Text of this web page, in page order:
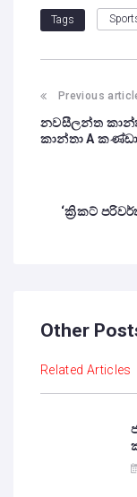
Tags
Previous
නවසීලන්ත
කාන්තා A
‘ක්‍රිකට්
Other
Related Articles